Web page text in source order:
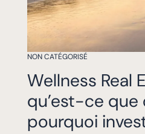
NON CATÉGORISÉ
Wellness Real
qu’est-ce que
pourquoi